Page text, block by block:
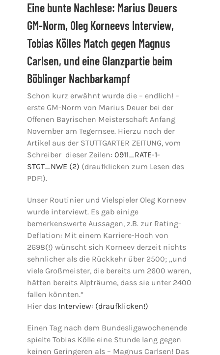
Eine bunte Nachlese: Marius Deuers
GM-Norm, Oleg Korneevs Interview,
Tobias Kölles Match gegen Magnus
Carlsen, und eine Glanzpartie beim
Böblinger Nachbarkampf
Schon kurz erwähnt wurde die – endlich! –
erste GM-Norm von Marius Deuer bei der
Offenen Bayrischen Meisterschaft Anfang
November am Tegernsee. Hierzu noch der
Artikel aus der STUTTGARTER ZEITUNG, vom
Schreiber dieser Zeilen: 0911_RATE-1-
STGT_NWE (2) (draufklicken zum Lesen des
PDF!).
Unser Routinier und Vielspieler Oleg Korneev
wurde interviewt. Es gab einige
bemerkenswerte Aussagen, z.B. zur Rating-
Deflation: Mit einem Karriere-Hoch von
2698(!) wünscht sich Korneev derzeit nichts
sehnlicher als die Rückkehr über 2500; „und
viele Großmeister, die bereits um 2600 waren,
hätten bereits Alpträume, dass sie unter 2400
fallen könnten.“
Hier das Interview: (draufklicken!)
Einen Tag nach dem Bundesligawochenende
spielte Tobias Kölle eine Stunde lang gegen
keinen Geringeren als – Magnus Carlsen! Das